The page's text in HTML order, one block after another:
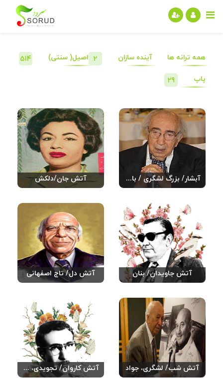
همه ترانه ها آینده سازان 2 اصیل( سنتی) 514
پاپ 29
آبشار/ بزرگ لشگری / بانو یاسمین آتش جان/دلکش
آتش جاویدان/ بنان آتش دل/ تاج اصفهانی
آتش شب/ لشگری، جواد آتش کاروان/ تجویدی، علی/ افتخاری، علیرضا